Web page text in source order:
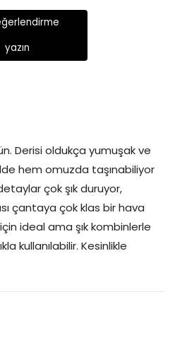
yazın
Derisi oldukça yumuşak ve
hem omuzda taşınabiliyor
çok şık duruyor,
çantaya çok klas bir hava
ideal ama şık kombinlerle
kullanılabilir. Kesinlikle